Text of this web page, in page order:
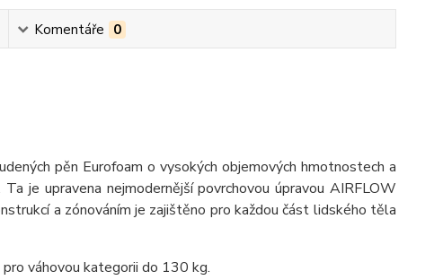
Komentáře 0
pěn Eurofoam o vysokých objemových hmotnostech a
je upravena nejmodernější povrchovou úpravou AIRFLOW
a zónováním je zajištěno pro každou část lidského těla
váhovou kategorii do 130 kg.